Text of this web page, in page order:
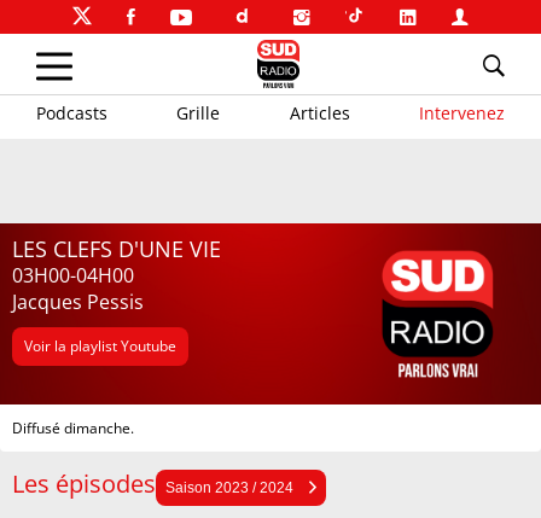
Podcasts Grille Articles Intervenez
LES CLEFS D'UNE VIE
03H00-04H00
Jacques Pessis
Voir la playlist Youtube
Diffusé dimanche.
Les épisodes Saison 2023 / 2024